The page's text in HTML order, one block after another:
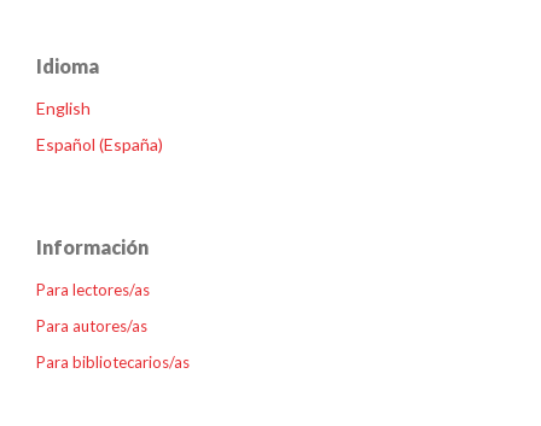
Idioma
English
Español (España)
Información
Para lectores/as
Para autores/as
Para bibliotecarios/as